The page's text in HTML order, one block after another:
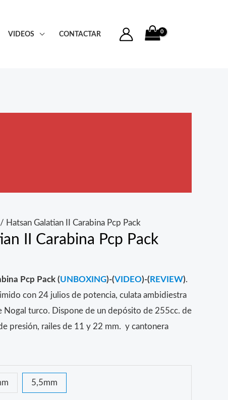
VIDEOS CONTACTAR
/ Hatsan Galatian II Carabina Pcp Pack
II Carabina Pcp Pack
Pcp Pack (UNBOXING)-(VIDEO)-( REVIEW).
con 24 julios de potencia, culata ambidiestra
Nogal turco. Dispone de un depósito de 255cc. de
presión, railes de 11 y 22 mm. y cantonera
5,5mm